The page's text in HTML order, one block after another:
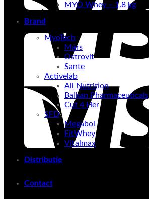
MYO Whey – 1.8 kg
Brand
MyoTech
Mars
Ostrovit
Sante
Activelab
All Nutrition
Balkan Pharmaceuticals
Cut 4 Her
SFD
Megabol
FitWhey
Vitalmax
Distributie
Contact